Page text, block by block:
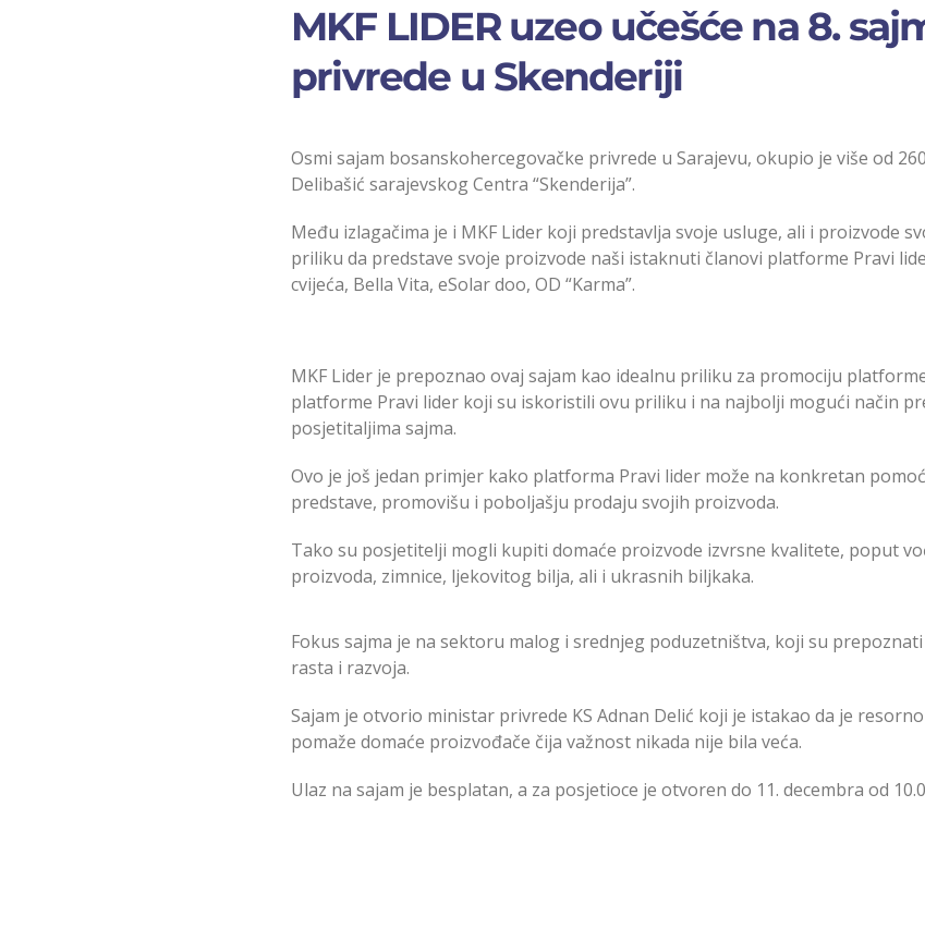
MKF LIDER uzeo učešće na 8.
privrede u Skenderiji
Osmi sajam bosanskohercegovačke privrede u Sarajevu, okupio je više od
Delibašić sarajevskog Centra “Skenderija”.
Među izlagačima je i MKF Lider koji predstavlja svoje usluge, ali i proizvode
priliku da predstave svoje proizvode naši istaknuti članovi platforme Pravi
cvijeća, Bella Vita, eSolar doo, OD “Karma”.
MKF Lider je prepoznao ovaj sajam kao idealnu priliku za promociju
platforme Pravi lider koji su iskoristili ovu priliku i na najbolji mogući način
posjetitaljima sajma.
Ovo je još jedan primjer kako platforma Pravi lider može na konkretan
predstave, promovišu i poboljašju prodaju svojih proizvoda.
Tako su posjetitelji mogli kupiti domaće proizvode izvrsne kvalitete, poput
proizvoda, zimnice, ljekovitog bilja, ali i ukrasnih biljkaka.
Fokus sajma je na sektoru malog i srednjeg poduzetništva, koji su
rasta i razvoja.
Sajam je otvorio ministar privrede KS Adnan Delić koji je istakao da je
pomaže domaće proizvođače čija važnost nikada nije bila veća.
Ulaz na sajam je besplatan, a za posjetioce je otvoren do 11. decembra od